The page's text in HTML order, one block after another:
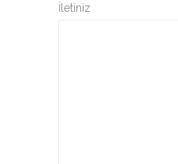
İletiniz